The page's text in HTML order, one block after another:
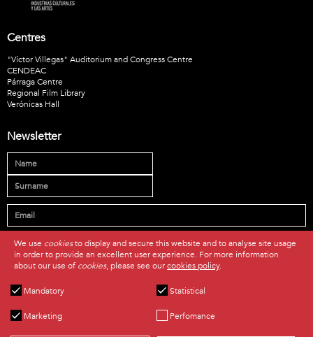
Centres
"Víctor Villegas" Auditorium and Congress Centre
CENDEAC
Párraga Centre
Regional Film Library
Verónicas Hall
Newsletter
* I have read and accept the privacy policy
SUSCRIBE
We use cookiesto display and secure this website and to analyse site usage
in order to provide an excellent user experience. For more information
about our use of cookies, please see ourcookies policy.
Mandatory Statistical
Marketing Perfomance